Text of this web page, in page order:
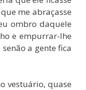
me abraçasse
ombro daquele
e empurrar-lhe
a gente fica
vestuário, quase